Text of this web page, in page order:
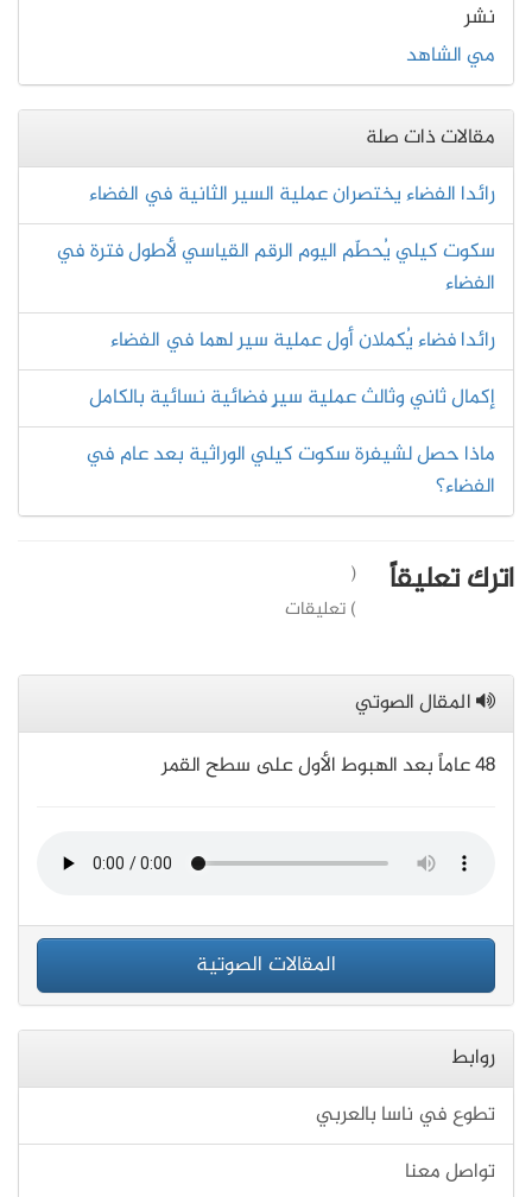
نشر
مي الشاهد
مقالات ذات صلة
رائدا الفضاء يختصران عملية السير الثانية في الفضاء
سكوت كيلي يُحطّم اليوم الرقم القياسي لأطول فترة في
الفضاء
رائدا فضاء يُكملان أول عملية سير لهما في الفضاء
إكمال ثاني وثالث عملية سيرٍ فضائية نسائية بالكامل
ماذا حصل لشيفرة سكوت كيلي الوراثية بعد عام في
الفضاء؟
اترك تعليقاً
(
) تعليقات
المقال الصوتي
48 عاماً بعد الهبوط الأول على سطح القمر
المقالات الصوتية
روابط
تطوع في ناسا بالعربي
تواصل معنا